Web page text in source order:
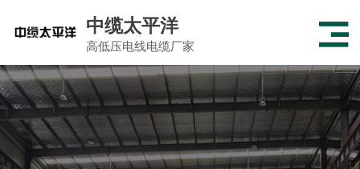
中缆太平洋
高低压电线电缆厂家